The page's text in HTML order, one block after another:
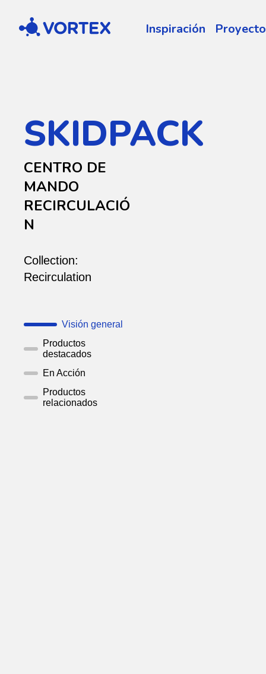
Vortex Inspiración
SKIDPACK
CENTRO DE
MANDO
RECIRCULACIÓ
N
Collection:
Recirculation
Visión general
Productos
destacados
En Acción
Productos
relacionados